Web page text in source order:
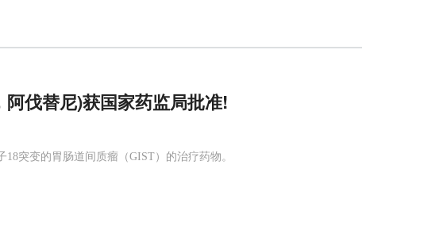
阿伐替尼)获国家药监局批准!
突变的胃肠道间质瘤（GIST）的治疗药物。